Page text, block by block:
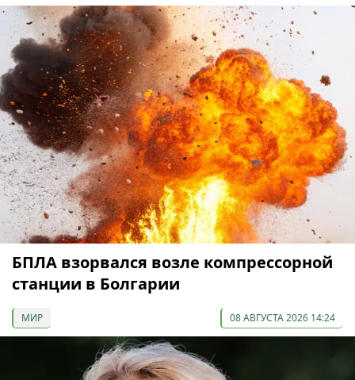
БПЛА взорвался возле компрессорной
станции в Болгарии
МИР 08 АВГУСТА 2026 14:24